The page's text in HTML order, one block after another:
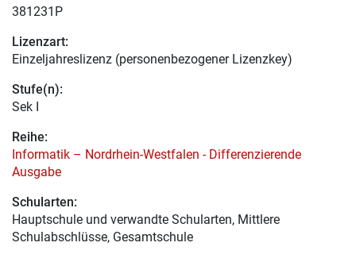
381231P
Lizenzart:
Einzeljahreslizenz (personenbezogener Lizenzkey)
Stufe(n):
Sek I
Reihe:
Informatik – Nordrhein-Westfalen - Differenzierende
Ausgabe
Schularten:
Hauptschule und verwandte Schularten, Mittlere
Schulabschlüsse, Gesamtschule